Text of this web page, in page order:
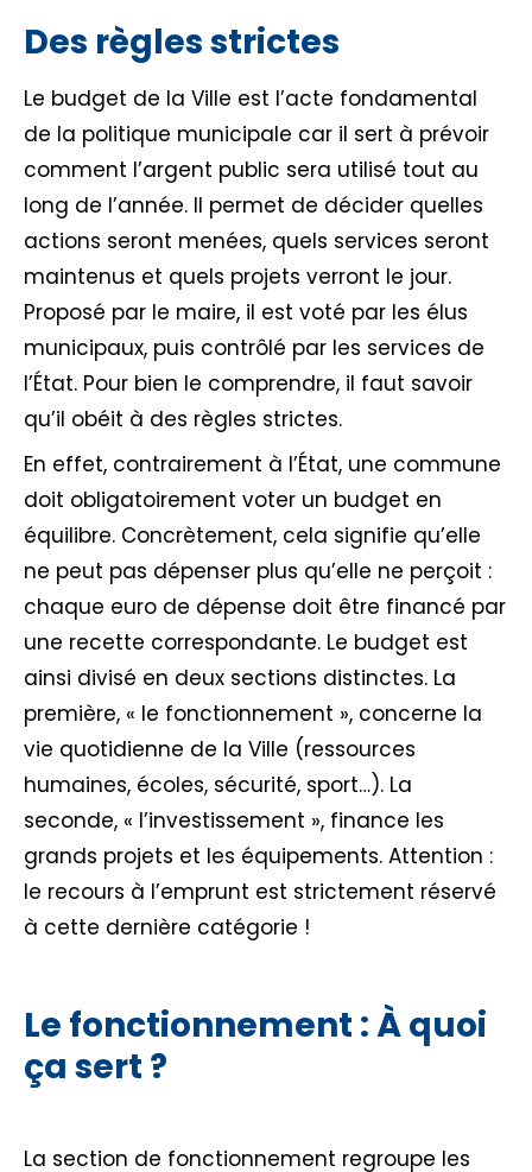
Des règles strictes
Le budget de la Ville est l’acte fondamental
de la politique municipale car il sert à prévoir
comment l’argent public sera utilisé tout au
long de l’année. Il permet de décider quelles
actions seront menées, quels services seront
maintenus et quels projets verront le jour.
Proposé par le maire, il est voté par les élus
municipaux, puis contrôlé par les services de
l’État. Pour bien le comprendre, il faut savoir
qu’il obéit à des règles strictes.
En effet, contrairement à l’État, une commune
doit obligatoirement voter un budget en
équilibre. Concrètement, cela signifie qu’elle
ne peut pas dépenser plus qu’elle ne perçoit :
chaque euro de dépense doit être financé par
une recette correspondante. Le budget est
ainsi divisé en deux sections distinctes. La
première, « le fonctionnement », concerne la
vie quotidienne de la Ville (ressources
humaines, écoles, sécurité, sport…). La
seconde, « l’investissement », finance les
grands projets et les équipements. Attention :
le recours à l’emprunt est strictement réservé
à cette dernière catégorie !
Le fonctionnement : À quoi
ça sert ?
La section de fonctionnement regroupe les